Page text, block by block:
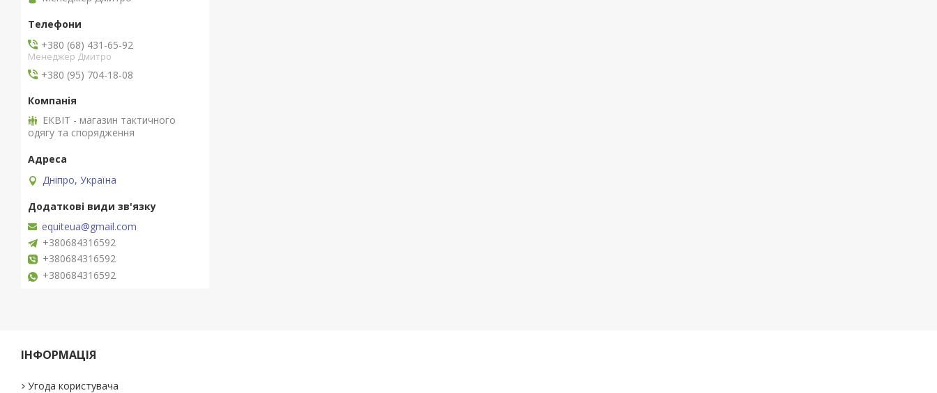
+380 (68) 431-65-92
Менеджер Дмитро
+380 (95) 704-18-08
ЕКВІТ - магазин тактичного
одягу та спорядження
Дніпро, Україна
equiteua@gmail.com
+380684316592
+380684316592
+380684316592
ІНФОРМАЦІЯ
Угода користувача